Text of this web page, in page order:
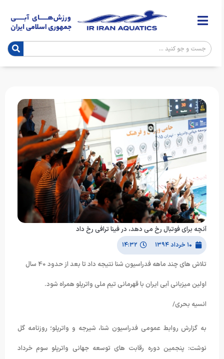
آنچه برای فوتبال رخ می دهد، در فینا ترافی رخ داد
۱۰ خرداد ۱۳۹۴ ۱۴:۳۲
تلاش های چند ماهه فدراسیون شنا نتیجه داد تا بعد از حدود 40 سال
اولین میزبانی آبی ایران با قهرمانی تیم ملی واترپلو همراه شود.
انسیه بحری/
به گزارش روابط عمومی فدراسیون شنا، شیرجه و واترپلو؛ روزنامه گل
نوشت: پنجمین دوره رقابت های توسعه جهانی واترپلو سوم خرداد